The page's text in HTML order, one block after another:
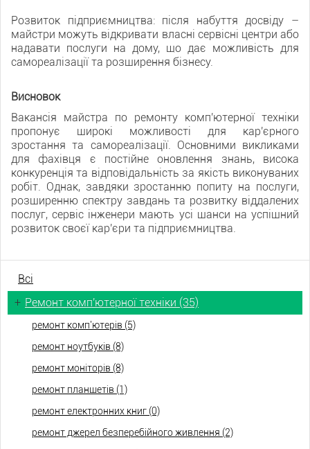
Розвиток підприємництва: після набуття досвіду –
майстри можуть відкривати власні сервісні центри або
надавати послуги на дому, що дає можливість для
самореалізації та розширення бізнесу.
Висновок
Вакансія майстра по ремонту комп'ютерної техніки
пропонує широкі можливості для кар'єрного
зростання та самореалізації. Основними викликами
для фахівця є постійне оновлення знань, висока
конкуренція та відповідальність за якість виконуваних
робіт. Однак, завдяки зростанню попиту на послуги,
розширенню спектру завдань та розвитку віддалених
послуг, сервіс інженери мають усі шанси на успішний
розвиток своєї кар'єри та підприємництва.
Всі
+ Ремонт комп'ютерної техніки (35)
ремонт комп'ютерів (5)
ремонт ноутбуків (8)
ремонт моніторів (8)
ремонт планшетів (1)
ремонт електронних книг (0)
ремонт джерел безперебійного живлення (2)